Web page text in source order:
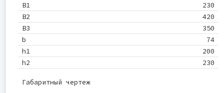
B1
230
B2
420
B3
350
b
74
h1
200
h2
230
Габаритный чертеж